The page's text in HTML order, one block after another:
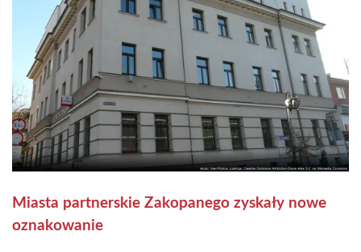
Miasta partnerskie Zakopanego zyskały nowe
oznakowanie